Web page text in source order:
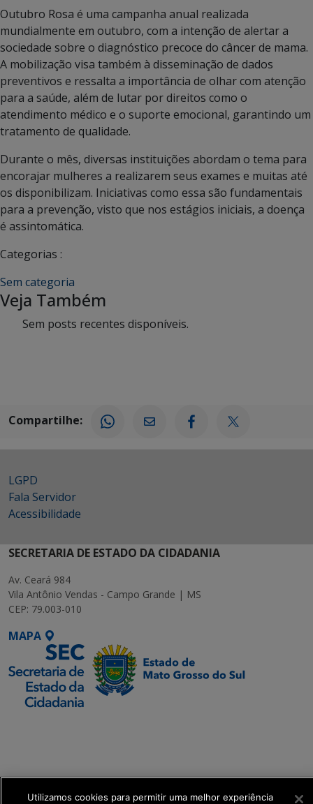
Outubro Rosa é uma campanha anual realizada
mundialmente em outubro, com a intenção de alertar a
sociedade sobre o diagnóstico precoce do câncer de mama.
A mobilização visa também à disseminação de dados
preventivos e ressalta a importância de olhar com atenção
para a saúde, além de lutar por direitos como o
atendimento médico e o suporte emocional, garantindo um
tratamento de qualidade.
Durante o mês, diversas instituições abordam o tema para
encorajar mulheres a realizarem seus exames e muitas até
os disponibilizam. Iniciativas como essa são fundamentais
para a prevenção, visto que nos estágios iniciais, a doença
é assintomática.
Categorias :
Sem categoria
Veja Também
Sem posts recentes disponíveis.
Compartilhe:
LGPD
Fala Servidor
Acessibilidade
SECRETARIA DE ESTADO DA CIDADANIA
Av. Ceará 984
Vila Antônio Vendas - Campo Grande | MS
CEP: 79.003-010
MAPA
get_footer();
Utilizamos cookies para permitir uma melhor experiência